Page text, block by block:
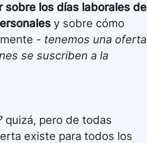
sobre los días laborales de
y sobre cómo
- tenemos una oferta
se suscriben a la
quizá, pero de todas
existe para todos los